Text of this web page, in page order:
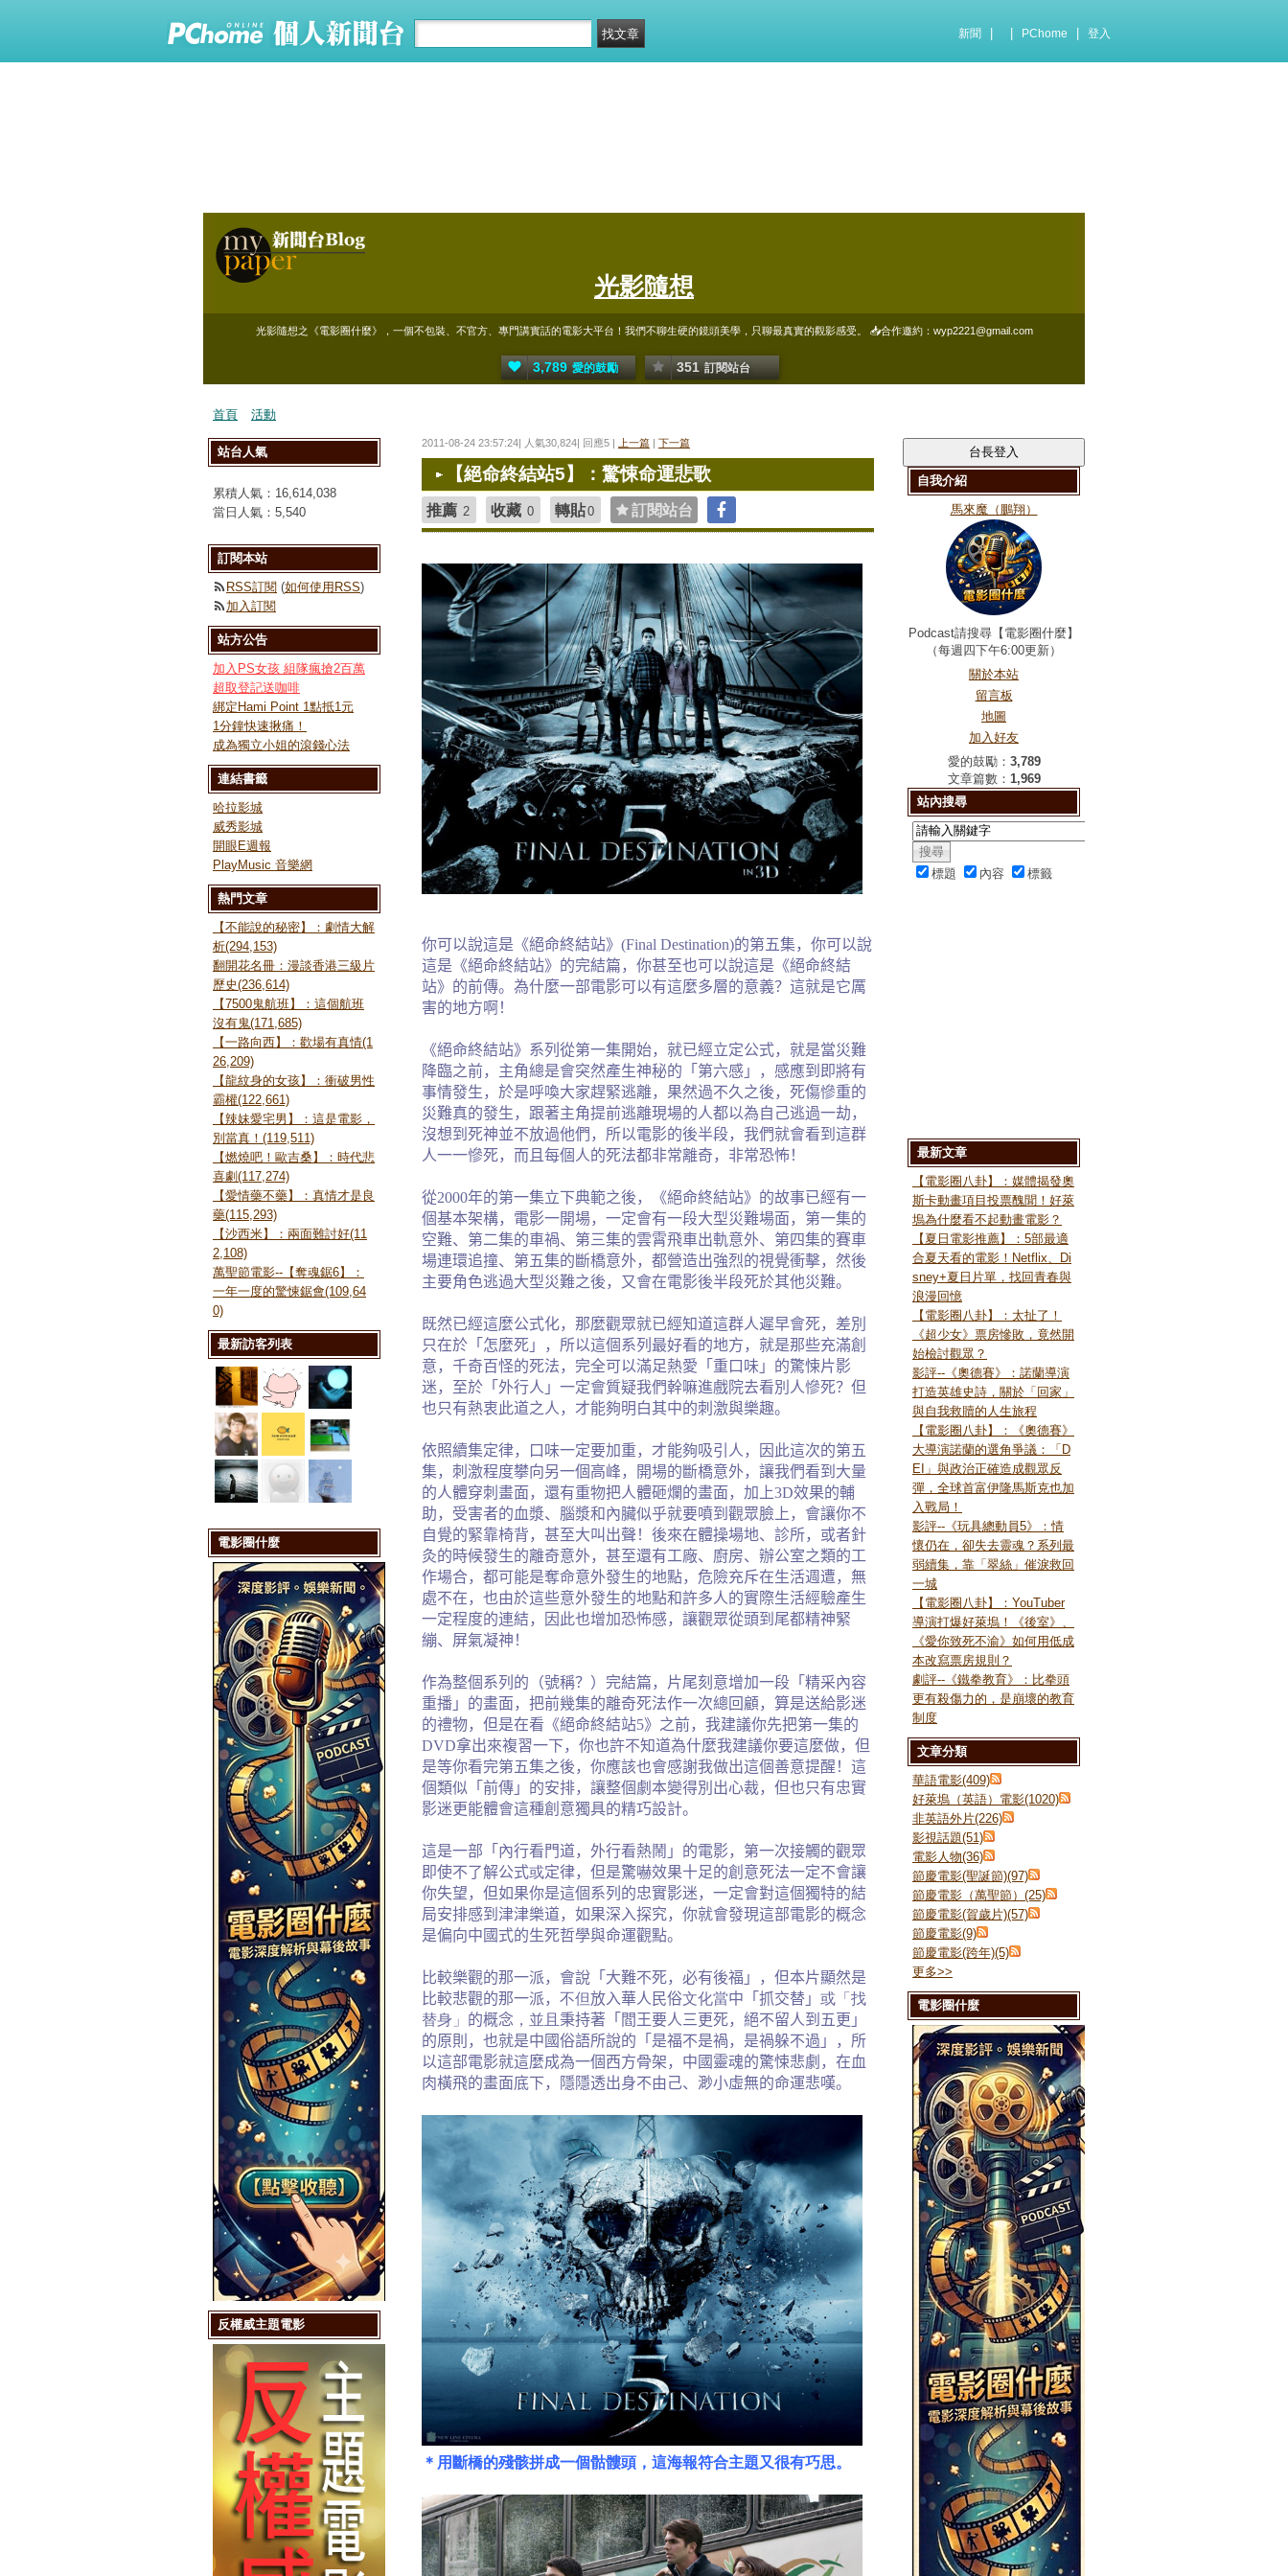
新聞 PChome 登入
光影隨想
光影隨想之《電影圈什麼》，一個不包裝、不官方、專門講實話的電影大平台！我們不聊生硬的鏡頭美學，只聊最真實的觀影感受。 📥合作邀約：wyp2221@gmail.com
3,789 愛的鼓勵 351 訂閱站台
首頁 活動
2011-08-24 23:57:24| 人氣30,824| 回應5 | 上一篇 | 下一篇
【絕命終結站5】：驚悚命運悲歌
推薦 2 收藏 0 轉貼0 訂閱站台
你可以說這是《絕命終結站》(Final Destination)的第五集，你可以說
這是《絕命終結站》的完結篇，你甚至也可以說這是《絕命終結
站》的前傳。為什麼一部電影可以有這麼多層的意義？這就是它厲
害的地方啊！
《絕命終結站》系列從第一集開始，就已經立定公式，就是當災難
降臨之前，主角總是會突然產生神秘的「第六感」，感應到即將有
事情發生，於是呼喚大家趕緊逃離，果然過不久之後，死傷慘重的
災難真的發生，跟著主角提前逃離現場的人都以為自己逃過一劫，
沒想到死神並不放過他們，所以電影的後半段，我們就會看到這群
人一一慘死，而且每個人的死法都非常離奇，非常恐怖！
從2000年的第一集立下典範之後，《絕命終結站》的故事已經有一
個基本架構，電影一開場，一定會有一段大型災難場面，第一集的
空難、第二集的車禍、第三集的雲霄飛車出軌意外、第四集的賽車
場連環追撞、第五集的斷橋意外，都營造出強烈的視覺衝擊，然後
主要角色逃過大型災難之後，又會在電影後半段死於其他災難。
既然已經這麼公式化，那麼觀眾就已經知道這群人遲早會死，差別
只在於「怎麼死」，所以這個系列最好看的地方，就是那些充滿創
意，千奇百怪的死法，完全可以滿足熱愛「重口味」的驚悚片影
迷，至於「外行人」一定會質疑我們幹嘛進戲院去看別人慘死？但
也只有熱衷此道之人，才能夠明白其中的刺激與樂趣。
依照續集定律，口味一定要加重，才能夠吸引人，因此這次的第五
集，刺激程度攀向另一個高峰，開場的斷橋意外，讓我們看到大量
的人體穿刺畫面，還有重物把人體砸爛的畫面，加上3D效果的輔
助，受害者的血漿、腦漿和內臟似乎就要噴到觀眾臉上，會讓你不
自覺的緊靠椅背，甚至大叫出聲！後來在體操場地、診所，或者針
灸的時候發生的離奇意外，甚至還有工廠、廚房、辦公室之類的工
作場合，都可能是奪命意外發生的地點，危險充斥在生活週遭，無
處不在，也由於這些意外發生的地點和許多人的實際生活經驗產生
一定程度的連結，因此也增加恐怖感，讓觀眾從頭到尾都精神緊
繃、屏氣凝神！
作為整個系列的（號稱？）完結篇，片尾刻意增加一段「精采內容
重播」的畫面，把前幾集的離奇死法作一次總回顧，算是送給影迷
的禮物，但是在看《絕命終結站5》之前，我建議你先把第一集的
DVD拿出來複習一下，你也許不知道為什麼我建議你要這麼做，但
是等你看完第五集之後，你應該也會感謝我做出這個善意提醒！這
個類似「前傳」的安排，讓整個劇本變得別出心裁，但也只有忠實
影迷更能體會這種創意獨具的精巧設計。
這是一部「內行看門道，外行看熱鬧」的電影，第一次接觸的觀眾
即使不了解公式或定律，但是驚嚇效果十足的創意死法一定不會讓
你失望，但如果你是這個系列的忠實影迷，一定會對這個獨特的結
局安排感到津津樂道，如果深入探究，你就會發現這部電影的概念
是偏向中國式的生死哲學與命運觀點。
比較樂觀的那一派，會說「大難不死，必有後福」，但本片顯然是
比較悲觀的那一派， 不但放入華人民俗文化當中「抓交替」 或「找
替身」 的概念 ，並且 秉持著「閻王要人三更死，絕不留人到五更」
的原則，也就是中國俗語所說的「是福不是禍，是禍躲不過」，所
以這部電影就這麼成為一個西方骨架，中國靈魂的驚悚悲劇，在血
肉橫飛的畫面底下，隱隱透出身不由己、渺小虛無的命運悲嘆。
＊用斷橋的殘骸拼成一個骷髏頭，這海報符合主題又很有巧思。
自我介紹
馬來魔（鵬翔）
Podcast請搜尋【電影圈什麼】
（每週四下午6:00更新）
關於本站
留言板
地圖
加入好友
愛的鼓勵： 3,789
文章篇數： 1,969
站內搜尋
標題 內容 標籤
最新文章
【電影圈八卦】：媒體揭發奧
斯卡動畫項目投票醜聞！好萊
塢為什麼看不起動畫電影？
【夏日電影推薦】：5部最適
合夏天看的電影！Netflix、Di
sney+夏日片單，找回青春與
浪漫回憶
【電影圈八卦】：太扯了！
《超少女》票房慘敗，竟然開
始檢討觀眾？
影評--《奧德賽》：諾蘭導演
打造英雄史詩，關於「回家」
與自我救贖的人生旅程
【電影圈八卦】：《奧德賽》
大導演諾蘭的選角爭議：「D
EI」與政治正確造成觀眾反
彈，全球首富伊隆馬斯克也加
入戰局！
影評--《玩具總動員5》：情
懷仍在，卻失去靈魂？系列最
弱續集，靠「翠絲」催淚救回
一城
【電影圈八卦】：YouTuber
導演打爆好萊塢！《後室》、
《愛你致死不渝》如何用低成
本改寫票房規則？
劇評--《鐵拳教育》：比拳頭
更有殺傷力的，是崩壞的教育
制度
文章分類
華語電影(409)
好萊塢（英語）電影(1020)
非英語外片(226)
影視話題(51)
電影人物(36)
節慶電影(聖誕節)(97)
節慶電影（萬聖節）(25)
節慶電影(賀歲片)(57)
節慶電影(9)
節慶電影(跨年)(5)
更多>>
電影圈什麼
站台人氣
累積人氣： 16,614,038
當日人氣： 5,540
訂閱本站
RSS訂閱 (如何使用RSS)
加入訂閱
站方公告
加入PS女孩 組隊瘋搶2百萬
超取登記送咖啡
綁定Hami Point 1點抵1元
1分鐘快速揪痛！
成為獨立小姐的滾錢心法
連結書籤
哈拉影城
威秀影城
開眼E週報
PlayMusic 音樂網
熱門文章
【不能說的秘密】：劇情大解
析(294,153)
翻開花名冊：漫談香港三級片
歷史(236,614)
【7500鬼航班】：這個航班
沒有鬼(171,685)
【一路向西】：歡場有真情(1
26,209)
【龍紋身的女孩】：衝破男性
霸權(122,661)
【辣妹愛宅男】：這是電影，
別當真！(119,511)
【燃燒吧！歐吉桑】：時代悲
喜劇(117,274)
【愛情藥不藥】：真情才是良
藥(115,293)
【沙西米】：兩面難討好(11
2,108)
萬聖節電影--【奪魂鋸6】：
一年一度的驚悚鋸會(109,64
0)
最新訪客列表
電影圈什麼
反權威主題電影